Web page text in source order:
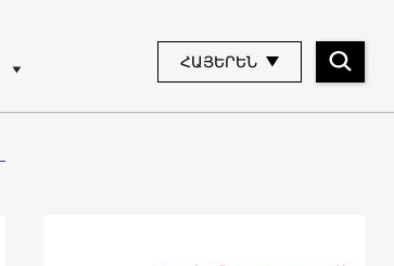
ՀԱՅԵՐԵՆ